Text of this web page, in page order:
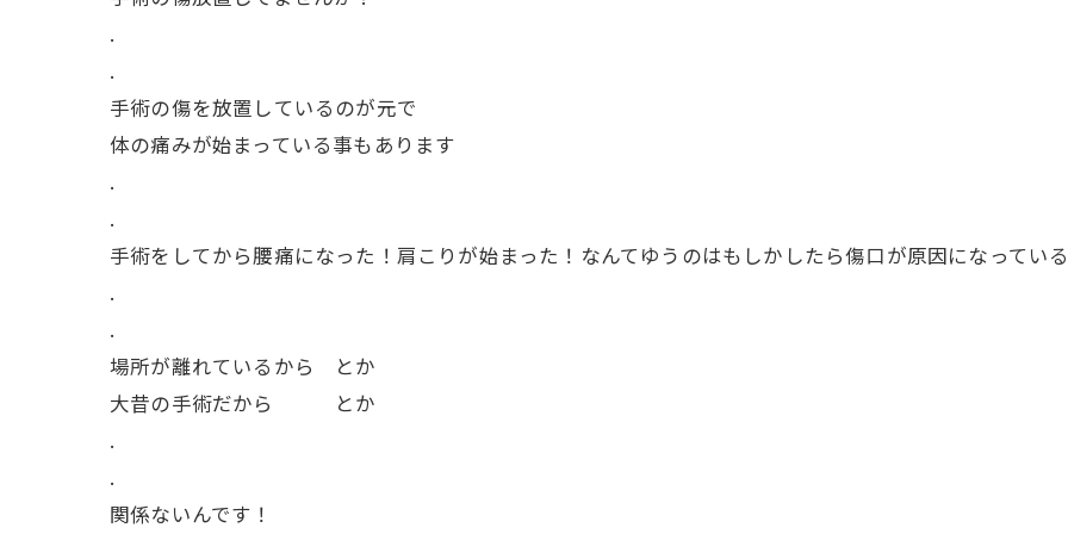
.
.
手術の傷を放置しているのが元で
体の痛みが始まっている事もあります
.
.
手術をしてから腰痛になった！肩こりが始まった！なんてゆうのはもしかしたら傷口が原因になってい
.
.
場所が離れているから とか
大昔の手術だから とか
.
.
関係ないんです！